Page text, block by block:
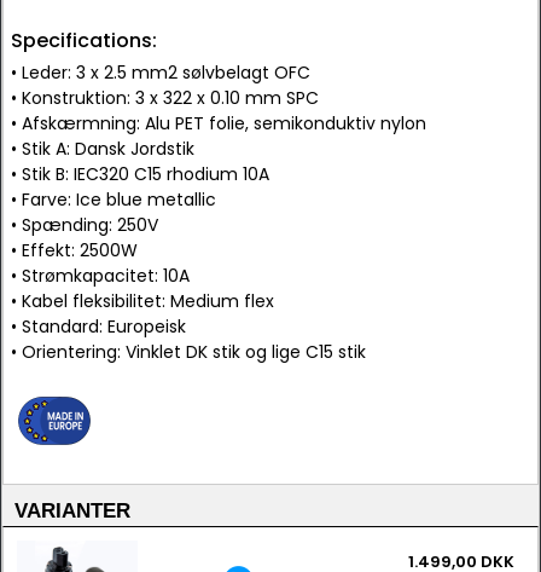
Specifications:
• Leder: 3 x 2.5 mm2 sølvbelagt OFC
• Konstruktion: 3 x 322 x 0.10 mm SPC
• Afskærmning: Alu PET folie, semikonduktiv nylon
• Stik A: Dansk Jordstik
• Stik B: IEC320 C15 rhodium 10A
• Farve: Ice blue metallic
• Spænding: 250V
• Effekt: 2500W
• Strømkapacitet: 10A
• Kabel fleksibilitet: Medium flex
• Standard: Europeisk
• Orientering: Vinklet DK stik og lige C15 stik
VARIANTER
1.499,00 DKK